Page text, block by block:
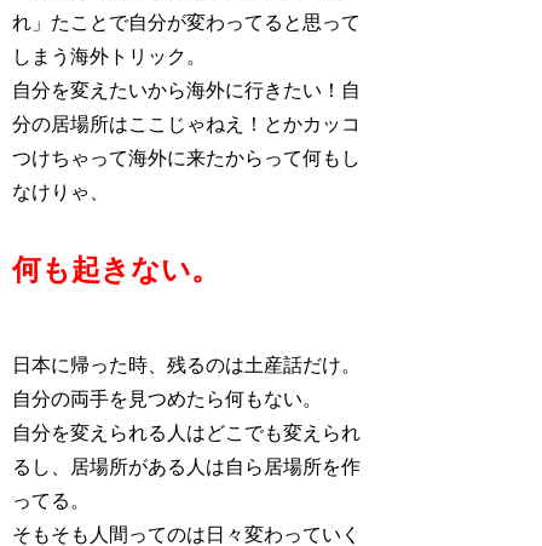
れ」たことで自分が変わってると思って
しまう海外トリック。
自分を変えたいから海外に行きたい！自
分の居場所はここじゃねえ！とかカッコ
つけちゃって海外に来たからって何もし
なけりゃ、
何も起きない。
日本に帰った時、残るのは土産話だけ。
自分の両手を見つめたら何もない。
自分を変えられる人はどこでも変えられ
るし、居場所がある人は自ら居場所を作
ってる。
そもそも人間ってのは日々変わっていく